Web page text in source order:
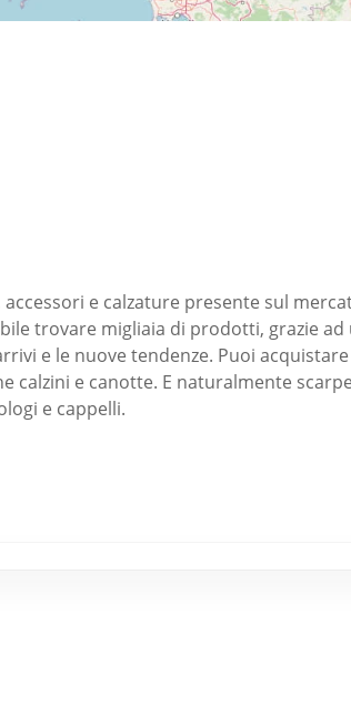
e calzature presente sul
trovare migliaia di prodotti, grazie
e le nuove tendenze. Puoi
calzini e canotte. E naturalmente
e cappelli.